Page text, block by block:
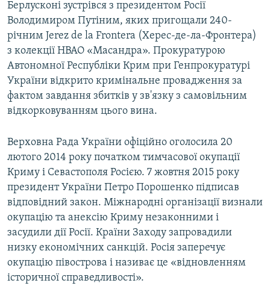
Берлусконі зустрівся з президентом Росії
Володимиром Путіним, яких пригощали 240-
річним Jerez de la Frontera (Херес-де-ла-Фронтера)
з колекції НВАО «Масандра». Прокуратурою
Автономної Республіки Крим при Генпрокуратурі
України відкрито кримінальне провадження за
фактом завдання збитків у зв'язку з самовільним
відкорковуванням цього вина.
Верховна Рада України офіційно оголосила 20
лютого 2014 року початком тимчасової окупації
Криму і Севастополя Росією. 7 жовтня 2015 року
президент України Петро Порошенко підписав
відповідний закон. Міжнародні організації визнали
окупацію та анексію Криму незаконними і
засудили дії Росії. Країни Заходу запровадили
низку економічних санкцій. Росія заперечує
окупацію півострова і називає це «відновленням
історичної справедливості».